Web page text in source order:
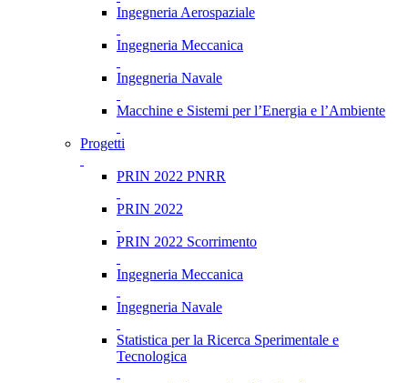
Ingegneria Aerospaziale
Ingegneria Meccanica
Ingegneria Navale
Macchine e Sistemi per l’Energia e l’Ambiente
Progetti
PRIN 2022 PNRR
PRIN 2022
PRIN 2022 Scorrimento
Ingegneria Meccanica
Ingegneria Navale
Statistica per la Ricerca Sperimentale e
Tecnologica